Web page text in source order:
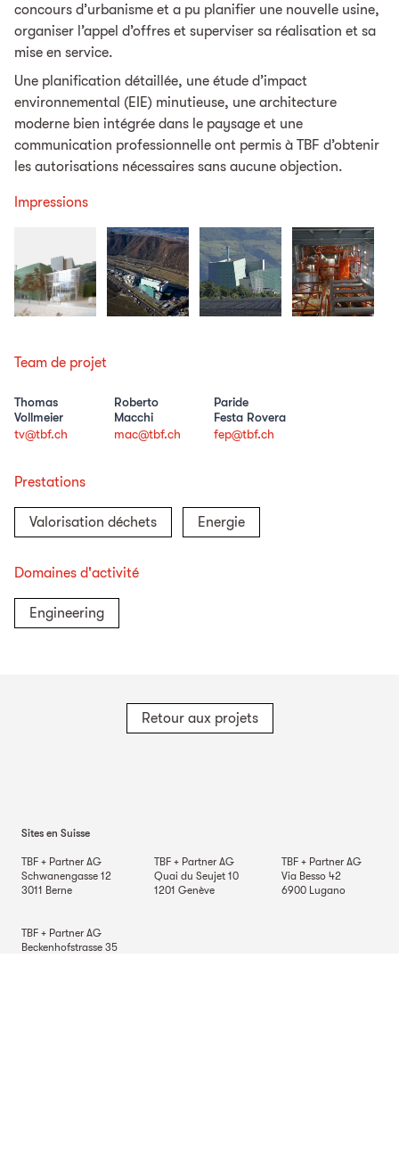
concours d’urbanisme et a pu planifier une nouvelle usine,
organiser l’appel d’offres et superviser sa réalisation et sa
mise en service.
Une planification détaillée, une étude d’impact
environnemental (EIE) minutieuse, une architecture
moderne bien intégrée dans le paysage et une
communication professionnelle ont permis à TBF d’obtenir
les autorisations nécessaires sans aucune objection.
Impressions
Team de projet
Thomas
Vollmeier
tv@tbf.ch
Roberto
Macchi
mac@tbf.ch
Paride
Festa Rovera
fep@tbf.ch
Prestations
Valorisation déchets Energie
Domaines d'activité
Engineering
Retour aux projets
Sites en Suisse
TBF + Partner AG
Schwanengasse 12
3011 Berne
TBF + Partner AG
Quai du Seujet 10
1201 Genève
TBF + Partner AG
Via Besso 42
6900 Lugano
TBF + Partner AG
Beckenhofstrasse 35